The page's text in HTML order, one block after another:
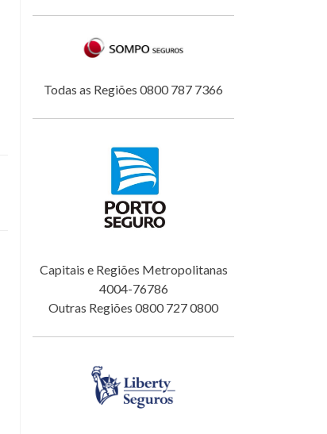
Todas as Regiões 0800 787 7366
Capitais e Regiões Metropolitanas
4004-76786
Outras Regiões 0800 727 0800